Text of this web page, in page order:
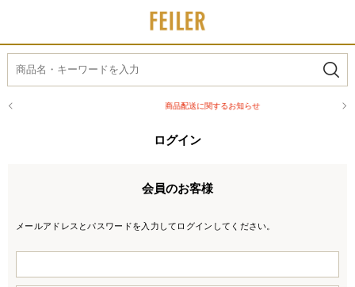
商品配送に関するお知らせ
ログイン
会員のお客様
メールアドレスとパスワードを入力してログインしてください。